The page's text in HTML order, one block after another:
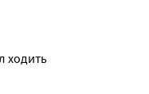
ходить